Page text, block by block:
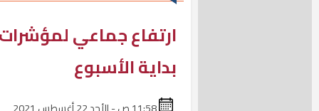
ارتفاع جماعي
بداية الأسبوع